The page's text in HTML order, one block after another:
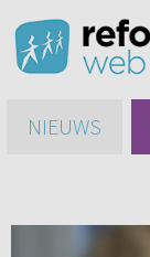
NIEUWS